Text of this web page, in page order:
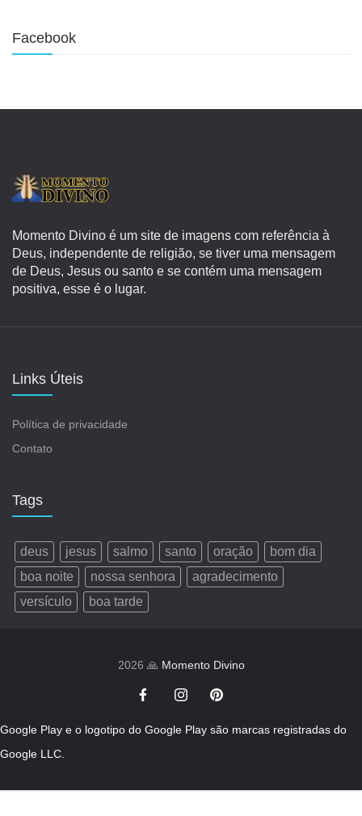
Facebook
Momento Divino é um site de imagens com referência à
Deus, independente de religião, se tiver uma mensagem
de Deus, Jesus ou santo e se contém uma mensagem
positiva, esse é o lugar.
Links Úteis
Política de privacidade
Contato
Tags
deus jesus salmo santo oração
bom dia
boa noite
nossa senhora
agradecimento
versículo
boa tarde
2026 🙏 Momento Divino
Google Play e o logotipo do Google Play são marcas registradas do
Google LLC.